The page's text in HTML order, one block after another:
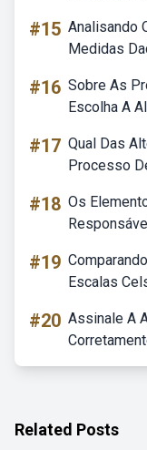
#15 Analisando
Medidas
#16 Sobre As
Escolha A
#17 Qual Das
Processo
#18 Os
#19
Escalas
#20 Assinale A
Related Posts